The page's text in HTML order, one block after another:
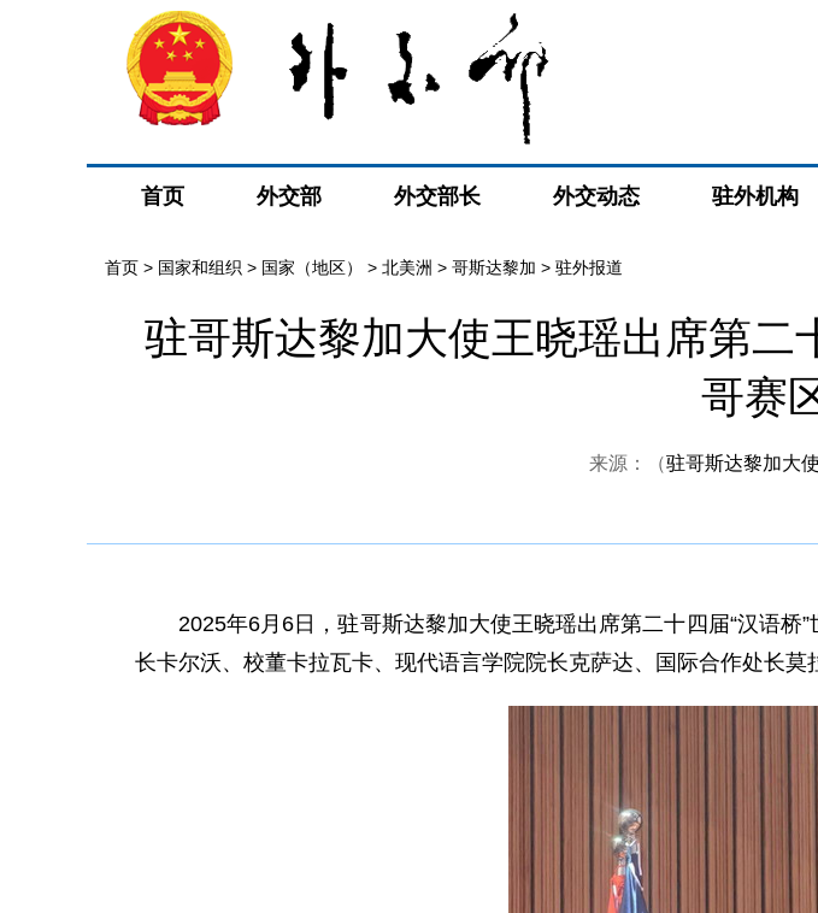
首页 外交部 外交部长 外交动态 驻外机构
首页 > 国家和组织 > 国家（地区） > 北美洲 > 哥斯达黎加 > 驻外报道
驻哥斯达黎加大使王晓瑶出席第二
哥赛
来源：（驻哥斯达黎加大
2025年6月6日，驻哥斯达黎加大使王晓瑶出席第二十四届“汉语
长卡尔沃、校董卡拉瓦卡、现代语言学院院长克萨达、国际合作处长莫